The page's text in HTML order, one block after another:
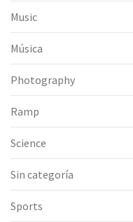
Music
Música
Photography
Ramp
Science
Sin categoría
Sports